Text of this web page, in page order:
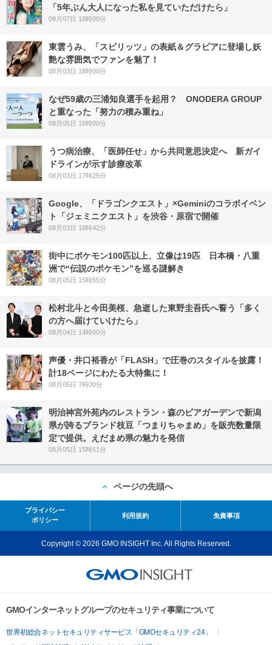
「5年ぶん大人になった私を見ていただけたら」
08月07日 18時00分
東雲うみ、「スピリッツ」の表紙＆グラビアに登場し妖
艶な雰囲気でファンを魅了！
08月03日 18時00分
なぜ59歳の三浦知良選手を起用？ ONODERA GROUP
と重なった「努力の積み重ね」
08月05日 16時00分
うつ病治療、「医師任せ」から共同意思決定へ 新ガイ
ドラインが示す診療改革
08月03日 17時25分
Google、「ドラゴンクエスト」×Geminiのコラボイベン
ト「ジェミニクエスト」を渋谷・原宿で開催
08月03日 18時42分
街中にポケモン100匹以上、立像は19匹 日本橋・八重
洲で“伝説のポケモン”を巡る謎解き
08月05日 15時55分
松村北斗と今田美桜、急逝した東野圭吾氏へ誓う「多く
の方へ届けていけたら」
08月04日 14時00分
声優・井口裕香が「FLASH」で圧巻のスタイルを披露！
計18ページにわたる大特集に！
08月05日 7時00分
明治神宮外苑内のレストラン・森のビアガーデンで新潟
県が誇るブランド枝豆「つまりちゃまめ」を販売数量限
定で提供。えだまめ県の魅力を発信
08月05日 15時51分
ページの先頭へ
プライバシー
ポリシー
利用規約 免責事項
Copyright © 2026 GMO INSIGHT Inc. All Rights Reserved.
GMOインターネットグループのセキュリティ事業について
世界初総合ネットセキュリティサービス「GMOセキュリティ24」